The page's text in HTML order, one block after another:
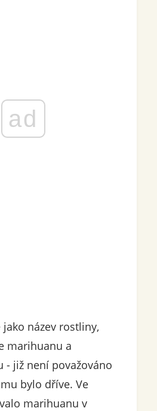
ad
název rostliny,
marihuanu a
- již není považováno
bylo dříve. Ve
marihuanu v